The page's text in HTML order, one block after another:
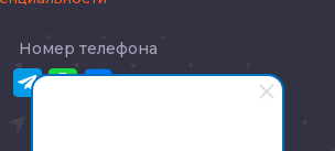
Номер телефона